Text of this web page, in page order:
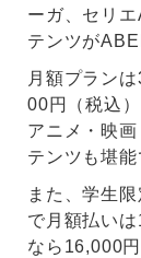
ーガ、セリ
テンツが
月額プラン
00円（税込
アニメ・映
テンツも堪能
また、学生
で月額払い
なら16,000